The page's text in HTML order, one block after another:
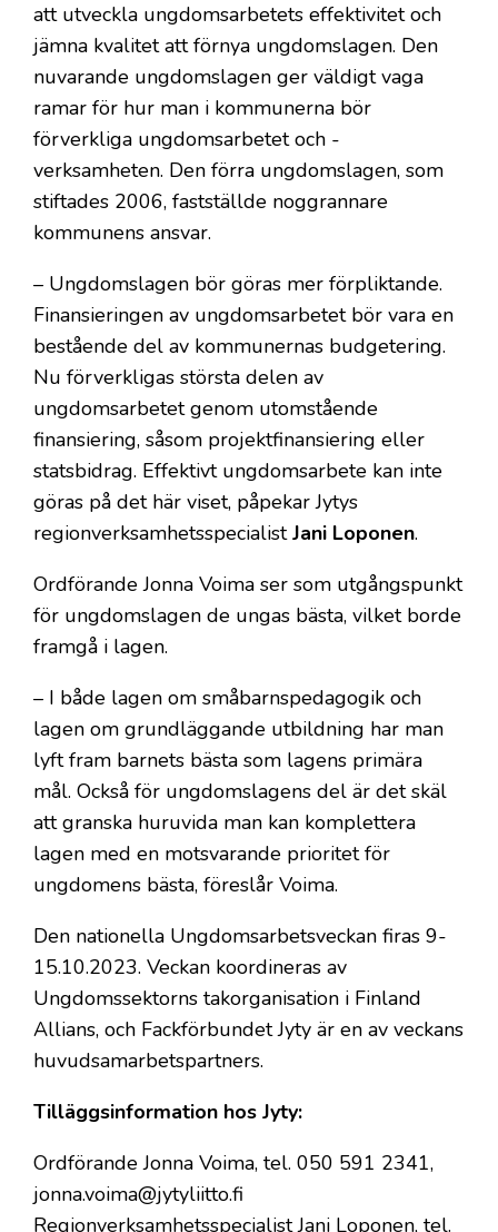
att utveckla ungdomsarbetets effektivitet och
jämna kvalitet att förnya ungdomslagen. Den
nuvarande ungdomslagen ger väldigt vaga
ramar för hur man i kommunerna bör
förverkliga ungdomsarbetet och -
verksamheten. Den förra ungdomslagen, som
stiftades 2006, fastställde noggrannare
kommunens ansvar.
– Ungdomslagen bör göras mer förpliktande.
Finansieringen av ungdomsarbetet bör vara en
bestående del av kommunernas budgetering.
Nu förverkligas största delen av
ungdomsarbetet genom utomstående
finansiering, såsom projektfinansiering eller
statsbidrag. Effektivt ungdomsarbete kan inte
göras på det här viset, påpekar Jytys
regionverksamhetsspecialistJani Loponen.
Ordförande Jonna Voima ser som utgångspunkt
för ungdomslagen de ungas bästa, vilket borde
framgå i lagen.
– I både lagen om småbarnspedagogik och
lagen om grundläggande utbildning har man
lyft fram barnets bästa som lagens primära
mål. Också för ungdomslagens del är det skäl
att granska huruvida man kan komplettera
lagen med en motsvarande prioritet för
ungdomens bästa, föreslår Voima.
Den nationella Ungdomsarbetsveckan firas 9-
15.10.2023. Veckan koordineras av
Ungdomssektorns takorganisation i Finland
Allians, och Fackförbundet Jyty är en av veckans
huvudsamarbetspartners.
Tilläggsinformation hos Jyty:
Ordförande Jonna Voima, tel. 050 591 2341,
jonna.voima@jytyliitto.fi
Regionverksamhetsspecialist Jani Loponen, tel.